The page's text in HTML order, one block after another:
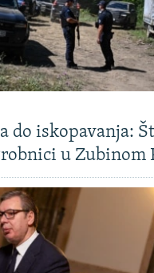
do iskopavanja:
u Zubinom